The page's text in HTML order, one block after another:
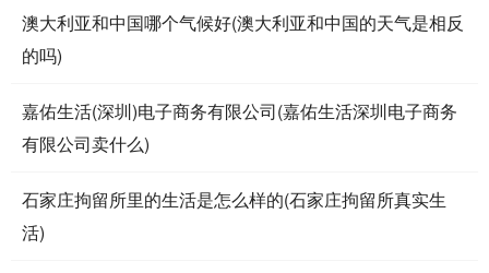
澳大利亚和中国哪个气候好(澳大利亚和中国的天气是相反
的吗)
嘉佑生活(深圳)电子商务有限公司(嘉佑生活深圳电子商务
有限公司卖什么)
石家庄拘留所里的生活是怎么样的(石家庄拘留所真实生
活)